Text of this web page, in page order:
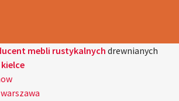
mebli rustykalnych drewnianych